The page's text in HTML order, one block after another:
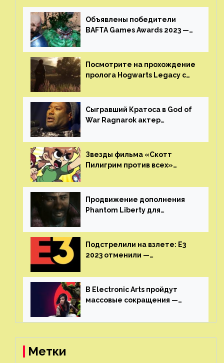
Объявлены победители
BAFTA Games Awards 2023 —
получила шесть наград
Посмотрите на прохождение
пролога Hogwarts Legacy с
GamesVoice показала первые
результаты своего труда
Сыгравший Кратоса в God of
War Ragnarok актер
игроков прекратить
консольные войны
Звезды фильма «Скотт
Пилигрим против всех»
аниме от Netflix
Продвижение дополнения
Phantom Liberty для
июне
Подстрелили на взлете: E3
2023 отменили —
выставка не вернется
В Electronic Arts пройдут
массовые сокращения —
реструктуризацию
Метки